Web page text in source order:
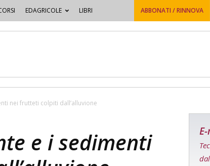
EDAGRICOLE LIBRI ABBONATI / RINNOVA
nei frutteti colpiti dall’alluvione
e i sedimenti